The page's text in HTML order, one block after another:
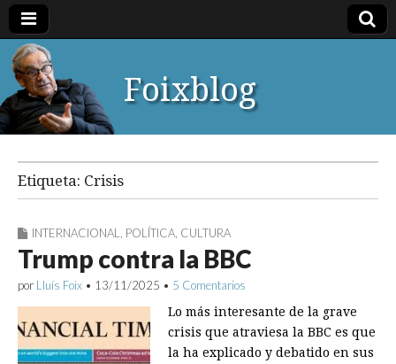
Foixblog
Etiqueta: Crisis
INTERNACIONAL POLÍTICA CULTURA
Trump contra la BBC
por Lluís Foix • 13/11/2025 • 5 Comentarios
Lo más interesante de la grave
crisis que atraviesa la BBC es que
la ha explicado y debatido en sus